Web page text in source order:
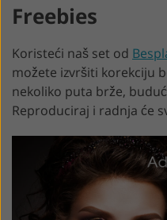
Freebies
Koristeći naš set od
možete izvršiti korekciju
nekoliko puta brže,
Reproduciraj i radnja će